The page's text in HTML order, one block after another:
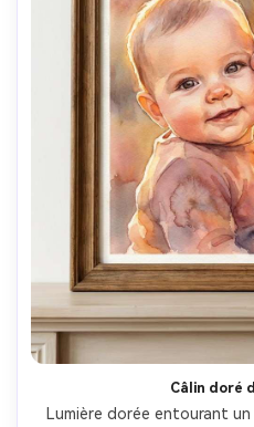
Câlin doré
Lumière dorée entourant